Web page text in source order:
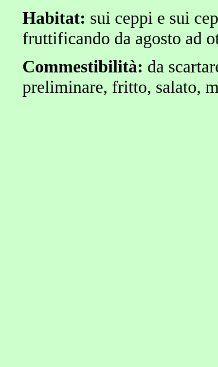
Habitat: sui ceppi e sui
fruttificando da agosto ad
Commestibilità: da
preliminare, fritto, salato,